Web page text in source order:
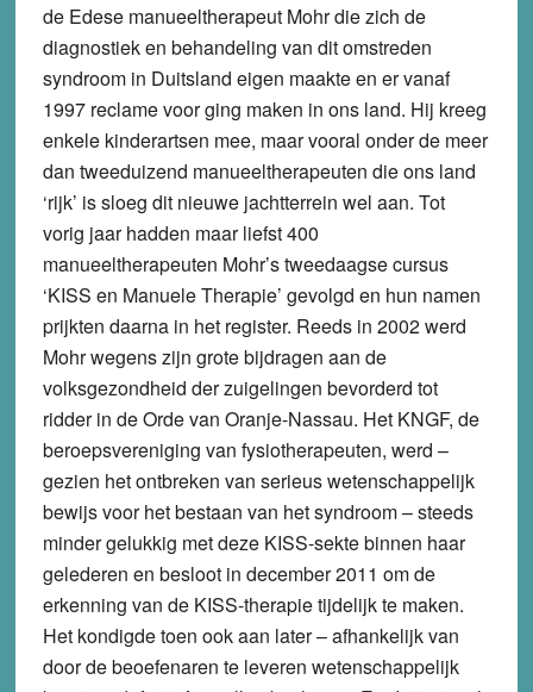
de Edese manueeltherapeut Mohr die zich de
diagnostiek en behandeling van dit omstreden
syndroom in Duitsland eigen maakte en er vanaf
1997 reclame voor ging maken in ons land. Hij kreeg
enkele kinderartsen mee, maar vooral onder de meer
dan tweeduizend manueeltherapeuten die ons land
‘rijk’ is sloeg dit nieuwe jachtterrein wel aan. Tot
vorig jaar hadden maar liefst 400
manueeltherapeuten Mohr’s tweedaagse cursus
‘KISS en Manuele Therapie’ gevolgd en hun namen
prijkten daarna in het register. Reeds in 2002 werd
Mohr wegens zijn grote bijdragen aan de
volksgezondheid der zuigelingen bevorderd tot
ridder in de Orde van Oranje-Nassau. Het KNGF, de
beroepsvereniging van fysiotherapeuten, werd –
gezien het ontbreken van serieus wetenschappelijk
bewijs voor het bestaan van het syndroom – steeds
minder gelukkig met deze KISS-sekte binnen haar
gelederen en besloot in december 2011 om de
erkenning van de KISS-therapie tijdelijk te maken.
Het kondigde toen ook aan later – afhankelijk van
door de beoefenaren te leveren wetenschappelijk